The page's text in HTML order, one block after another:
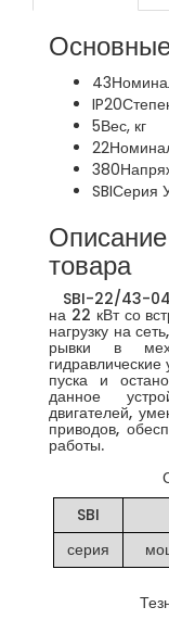
43
IP20
5Вес, кг
22
380
SBIСерия
Описание
товара
SBI-22/43-04
на 22 кВт со
нагрузку на
рывки в
пуска и
данное
двигателей,
приводов,
работы.
SBI
серия